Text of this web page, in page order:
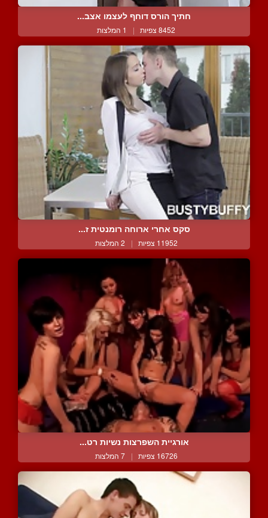
חתיך הורס דוחף לעצמו אצב...
8452 צפיות | 1 המלצות
סקס אחרי ארוחה רומנטית ז...
11952 צפיות | 2 המלצות
אורגיית השפרצות נשיות רט...
16726 צפיות | 7 המלצות